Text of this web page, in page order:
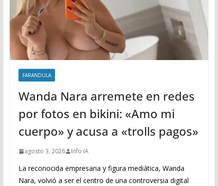
FARANDULA
Wanda Nara arremete en redes
por fotos en bikini: «Amo mi
cuerpo» y acusa a «trolls pagos»
agosto 3, 2026 Info IA
La reconocida empresaria y figura mediática, Wanda
Nara, volvió a ser el centro de una controversia digital